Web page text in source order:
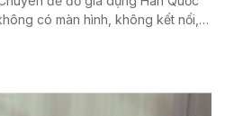
có màn hình, không kết nối,